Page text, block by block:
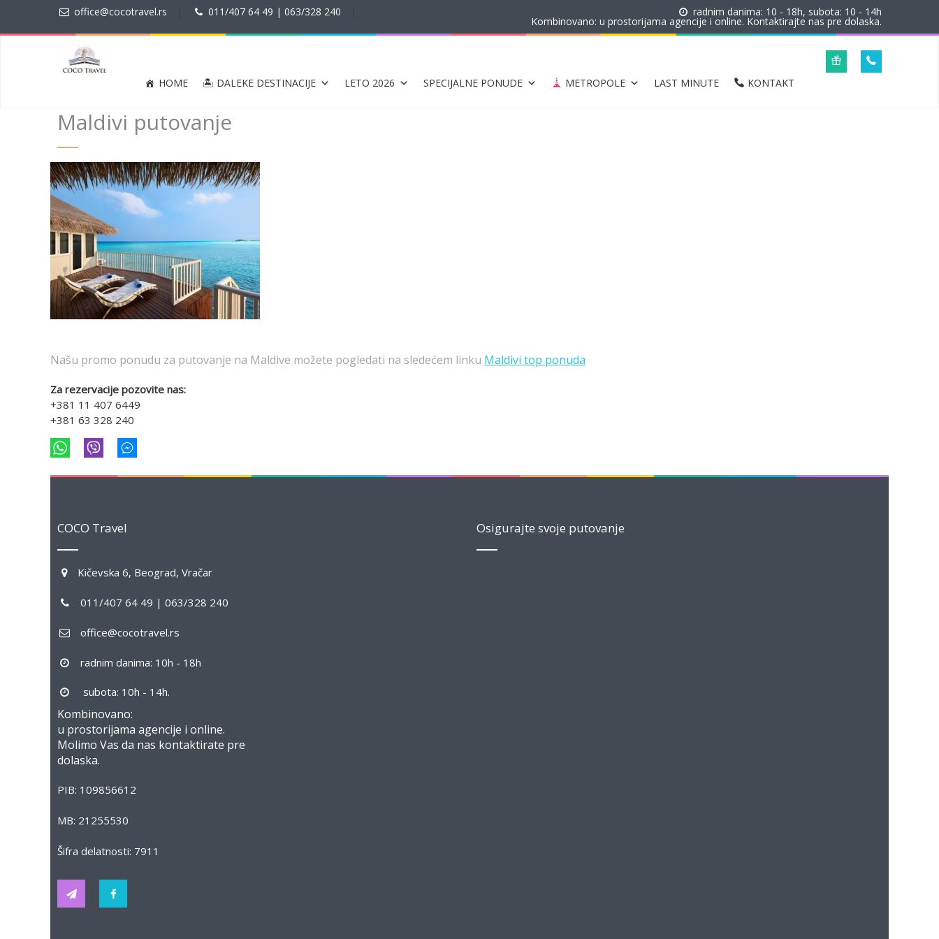
office@cocotravel.rs 011/407 64 49 | 063/328 240 radnim danima: 10 - 18h, subota: 10 - 14h
Kombinovano: u prostorijama agencije i online. Kontaktirajte nas pre dolaska.
HOME 🏝 DALEKE DESTINACIJE LETO 2026 SPECIJALNE PONUDE METROPOLE LAST MINUTE KONTAKT
Maldivi putovanje
Našu promo ponudu za putovanje na Maldive možete pogledati na sledećem linku Maldivi top ponuda
Za rezervacije pozovite nas:
+381 11 407 6449
+381 63 328 240
COCO Travel
Kičevska 6, Beograd, Vračar
011/407 64 49 | 063/328 240
office@cocotravel.rs
radnim danima: 10h - 18h
subota: 10h - 14h.
Kombinovano:
u prostorijama agencije i online.
Molimo Vas da nas kontaktirate pre
dolaska.
PIB: 109856612
MB: 21255530
Šifra delatnosti: 7911
Osigurajte svoje putovanje